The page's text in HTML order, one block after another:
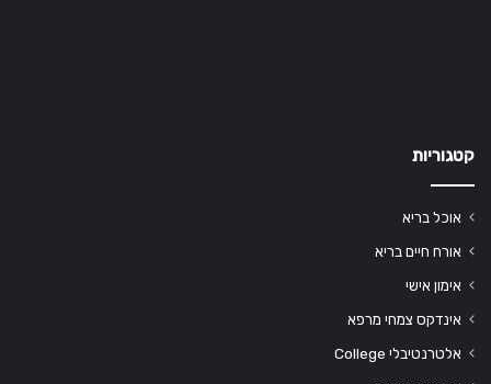
קטגוריות
אוכל בריא
אורח חיים בריא
אימון אישי
אינדקס צמחי מרפא
אלטרנטיבלי College